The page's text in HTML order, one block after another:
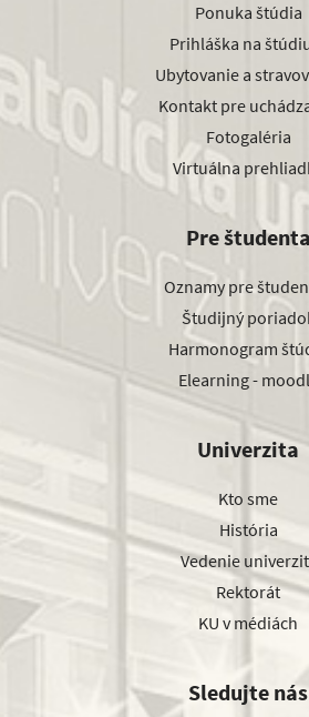
Ponuka štúdia
Prihláška na
Ubytovanie a
Kontakt pre
Fotogaléria
Virtuálna
Pre študenta
Oznamy pre
Študijný
Harmonogram
Elearning -
Univerzita
Kto sme
História
Vedenie
Rektorát
KU v médiách
Sledujte nás